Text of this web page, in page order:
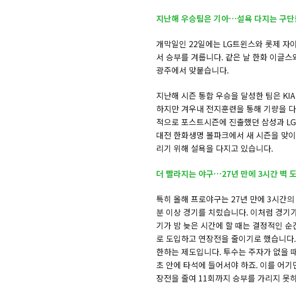
지난해 우승팀은 기아…설욕 다지는 구단
개막일인 22일에는 LG트윈스와 롯제 자
서 승부를 겨룹니다. 같은 날 한화 이글
광주에서 맞붙습니다.
지난해 시즌 통합 우승을 달성한 팀은
하지만 겨우내 전지훈련을 통해 기량을
적으로 포스트시즌에 진출했던 삼성과
대전 한화생명 볼파크에서 새 시즌을 맞
리기 위해 설욕을 다지고 있습니다.
더 빨라지는 야구…27년 만에 3시간 벽
특히 올해 프로야구는 27년 만에 3시간
분 이상 경기를 치렀습니다. 이처럼 경기
기가 밤 늦은 시간에 할 때는 결정적인
로 도입하고 연장전을 줄이기로 했습니
한하는 제도입니다. 투수는 주자가 없을
초 안에 타석에 들어서야 하죠. 이를 어
장전을 줄여 11회까지 승부를 가리지 못